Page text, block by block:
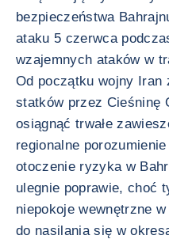
bezpieczeństwa
ataku 5 czerwca
wzajemnych ataków w
Od początku wojny Iran
statków przez Cieśninę
osiągnąć trwałe
regionalne
otoczenie ryzyka w
ulegnie poprawie, choć
niepokoje wewnętrzne
do nasilania się w